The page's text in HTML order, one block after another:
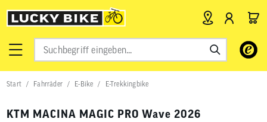
Verwende
Pfeile
nach
Start Fahrräder E-Bike E-Trekkingbike
KTM MACINA MAGIC PRO Wave 2026